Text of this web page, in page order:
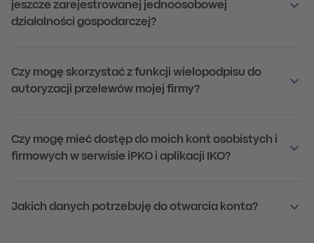
jeszcze zarejestrowanej jednoosobowej
działalności gospodarczej?
Czy mogę skorzystać z funkcji wielopodpisu do
autoryzacji przelewów mojej firmy?
Czy mogę mieć dostęp do moich kont osobistych i
firmowych w serwisie iPKO i aplikacji IKO?
Jakich danych potrzebuję do otwarcia konta?